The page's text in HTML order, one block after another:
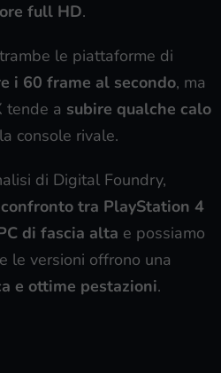
full HD.
le piattaforme di
i 60 frame al secondo, ma
tende a subire qualche calo
console rivale.
di Digital Foundry,
confronto tra PlayStation 4
di fascia alta e possiamo
le versioni offrono una
e ottime pestazioni.